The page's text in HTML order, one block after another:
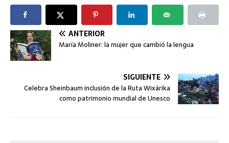
ANTERIOR
María Moliner: la mujer que cambió la lengua
SIGUIENTE
Celebra Sheinbaum inclusión de la Ruta Wixárika
como patrimonio mundial de Unesco